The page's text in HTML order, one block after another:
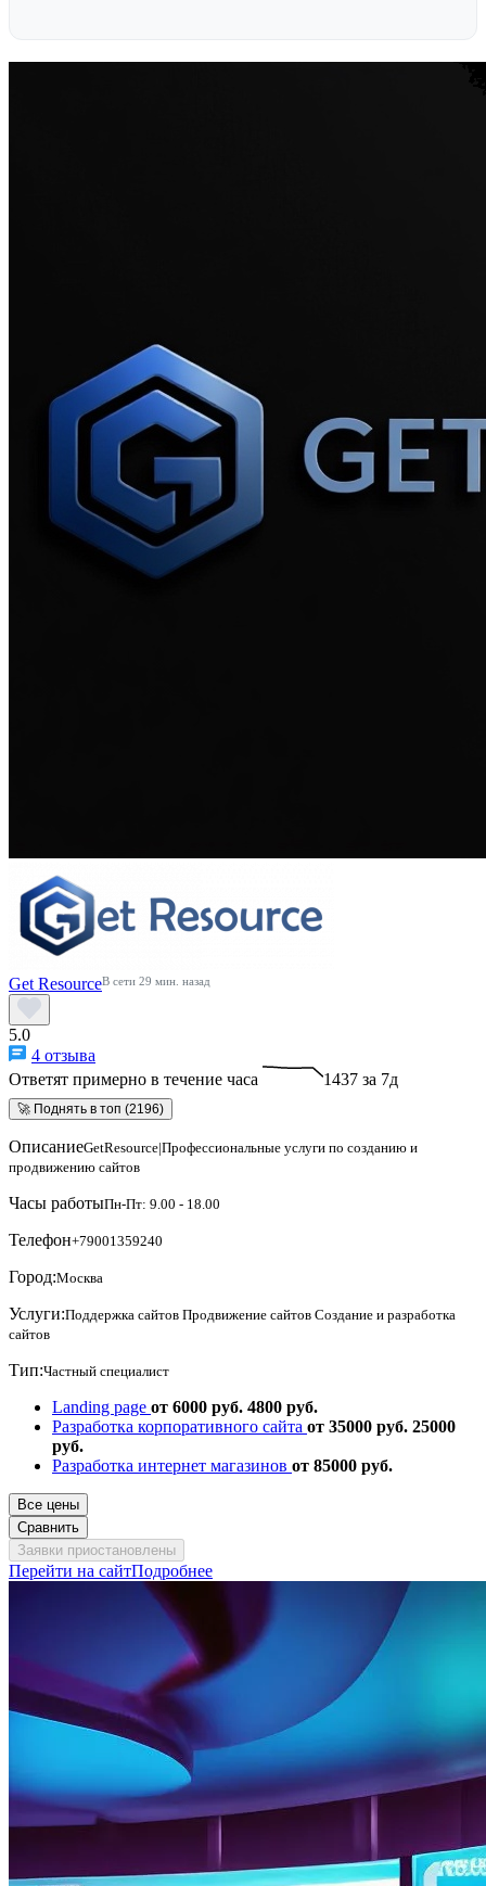
Get ResourceВ сети 29 мин. назад
5.0
4 отзыва
Ответят примерно в течение часа
1437 за 7д
🚀 Поднять в топ (2196)
ОписаниеGetResource|Профессиональные услуги по созданию и
продвижению сайтов
Часы работыПн-Пт: 9.00 - 18.00
Телефон+79001359240
Город:Москва
Услуги:Поддержка сайтов Продвижение сайтов Создание и разработка
сайтов
Тип:Частный специалист
Landing page от 6000 руб. 4800 руб.
Разработка корпоративного сайта от 35000 руб. 25000
руб.
Разработка интернет магазинов от 85000 руб.
Все цены
Сравнить
Заявки приостановлены
Перейти на сайтПодробнее